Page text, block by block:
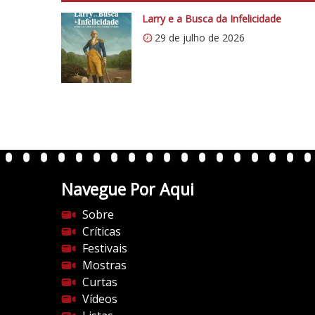
:
/
/
i
p
c
m
/
v
e
r
t
Larry e a Busca da Infelicidade
29 de julho de 2026
Navegue Por Aqui
Sobre
Críticas
Festivais
Mostras
Curtas
Vídeos